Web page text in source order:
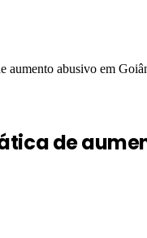
aumento abusivo em
de